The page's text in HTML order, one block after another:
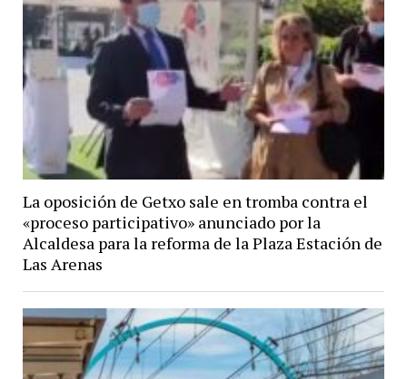
La oposición de Getxo sale en tromba contra el
«proceso participativo» anunciado por la
Alcaldesa para la reforma de la Plaza Estación de
Las Arenas